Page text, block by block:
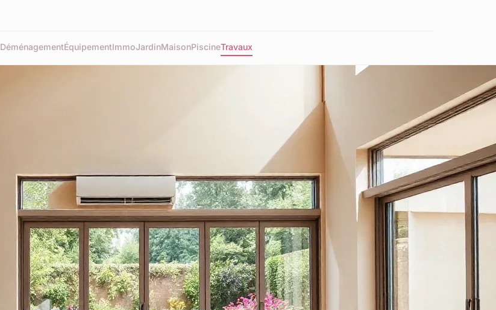
DéménagementÉquipementImmoJardinMaisonPiscineTravaux